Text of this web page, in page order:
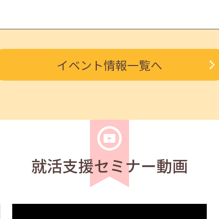
求職者
応募書類の書き方」13:30～14:30
イベント情報一覧へ
就活支援セミナー動画